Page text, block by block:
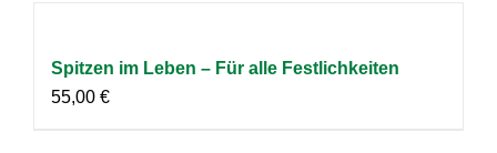
Spitzen im Leben – Für alle Festlichkeiten
55,00 €